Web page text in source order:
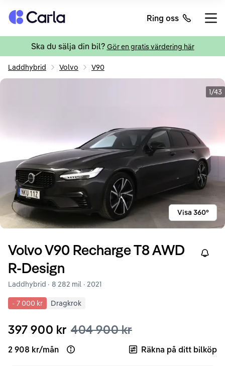
Tillbaka till startsidan Ring oss
Ska du sälja din bil? Gör en gratis värdering här
Laddhybrid Volvo V90
1/43
Visa 360°
VolvoV90 Recharge T8 AWD
R-Design
Right
Laddhybrid · 8 282 mil · 2021
- 7 000 kr Dragkrok
397 900 kr 404 900 kr
2 908 kr/mån Open loan example Räkna på ditt bilköp